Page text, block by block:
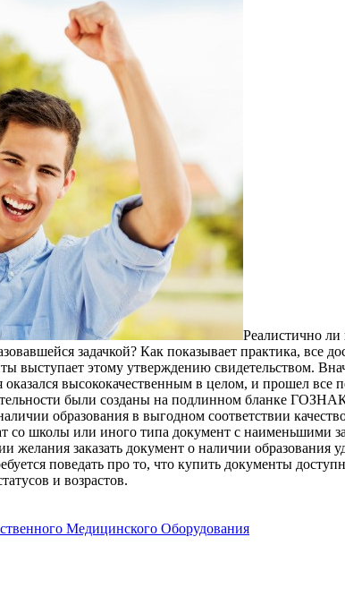
Реалистично ли
задачкой? Как показывает практика,
этому утверждению свидетельством.
высококачественным в целом, и прошел
были созданы на подлинном бланке
образования в выгодном соответствии
со школы или иного типа документ с наименьшими
желания заказать документ о наличии
поведать про то, что купить документы
и возрастов.
Медицинского Оборудования